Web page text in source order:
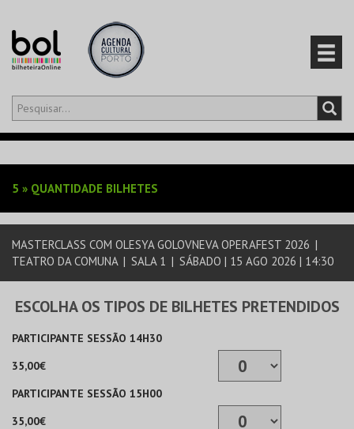
Olá,iniciar sessão
EVENTOS
CARTÕES
5 » QUANTIDADE BILHETES
MASTERCLASS COM OLESYA GOLOVNEVA OPERAFEST 2026 |
TEATRO DA COMUNA | SALA 1 | SÁBADO | 15 AGO 2026 | 14:30
ESCOLHA OS TIPOS DE BILHETES PRETENDIDOS
PARTICIPANTE SESSÃO 14H30
35,00€
PARTICIPANTE SESSÃO 15H00
35,00€